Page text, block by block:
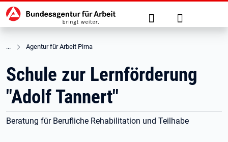
zu den Hauptinhalten springen
Hauptnavigation Suche Anmelden
Agentur für Arbeit Pirna
Schule zur Lernförderung
"Adolf Tannert"
Beratung für Berufliche Rehabilitation und Teilhabe